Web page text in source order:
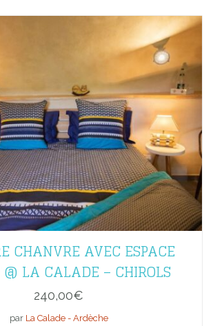
CHANVRE AVEC ESPACE
LA CALADE – CHIROLS
240,00€
par La Calade - Ardèche